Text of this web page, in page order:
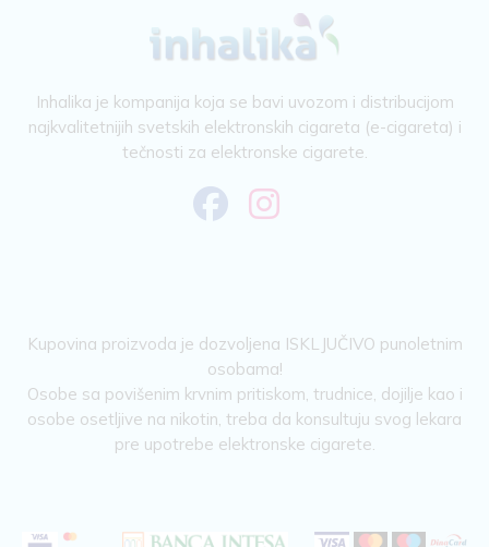
Inhalika je kompanija koja se bavi uvozom i distribucijom
najkvalitetnijih svetskih elektronskih cigareta (e-cigareta) i
tečnosti za elektronske cigarete.
Kupovina proizvoda je dozvoljena ISKLJUČIVO punoletnim
osobama!
Osobe sa povišenim krvnim pritiskom, trudnice, dojilje kao i
osobe osetljive na nikotin, treba da konsultuju svog lekara
pre upotrebe elektronske cigarete.